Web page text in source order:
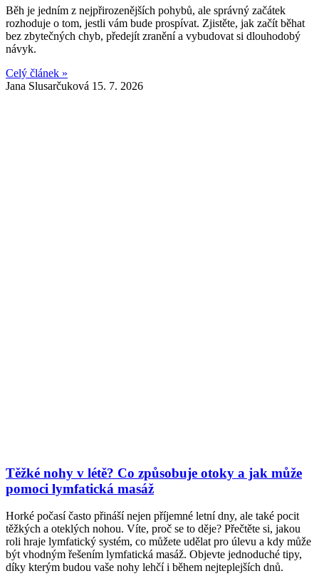
Běh je jedním z nejpřirozenějších pohybů, ale správný začátek
rozhoduje o tom, jestli vám bude prospívat. Zjistěte, jak začít běhat
bez zbytečných chyb, předejít zranění a vybudovat si dlouhodobý
návyk.
Celý článek »
Jana Slusarčuková 15. 7. 2026
Těžké nohy v létě? Co způsobuje otoky a jak může
pomoci lymfatická masáž
Horké počasí často přináší nejen příjemné letní dny, ale také pocit
těžkých a oteklých nohou. Víte, proč se to děje? Přečtěte si, jakou
roli hraje lymfatický systém, co můžete udělat pro úlevu a kdy může
být vhodným řešením lymfatická masáž. Objevte jednoduché tipy,
díky kterým budou vaše nohy lehčí i během nejteplejších dnů.